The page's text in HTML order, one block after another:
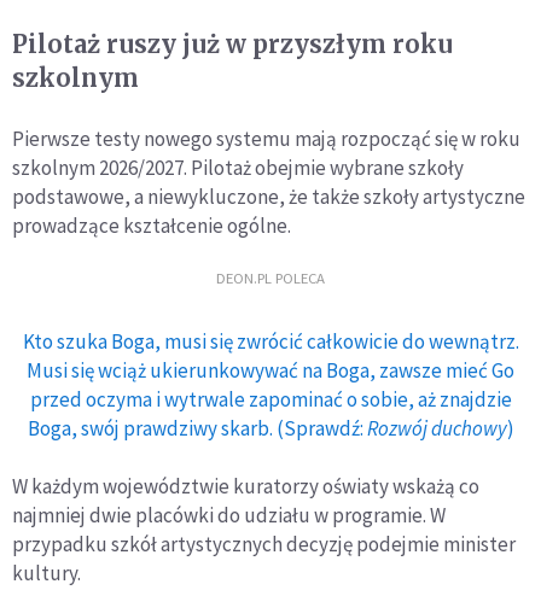
Pilotaż ruszy już w przyszłym roku
szkolnym
Pierwsze testy nowego systemu mają rozpocząć się w roku
szkolnym 2026/2027. Pilotaż obejmie wybrane szkoły
podstawowe, a niewykluczone, że także szkoły artystyczne
prowadzące kształcenie ogólne.
DEON.PL POLECA
Kto szuka Boga, musi się zwrócić całkowicie do wewnątrz.
Musi się wciąż ukierunkowywać na Boga, zawsze mieć Go
przed oczyma i wytrwale zapominać o sobie, aż znajdzie
Boga, swój prawdziwy skarb. (Sprawdź:Rozwój duchowy)
W każdym województwie kuratorzy oświaty wskażą co
najmniej dwie placówki do udziału w programie. W
przypadku szkół artystycznych decyzję podejmie minister
kultury.